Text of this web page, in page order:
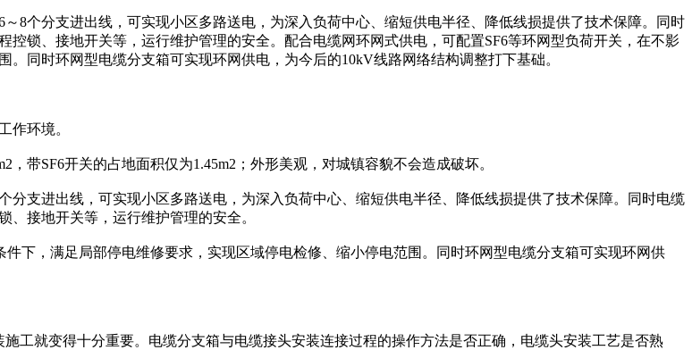
8个分支进出线，可实现小区多路送电，为深入负荷中心、缩短供电半径、降低线损提供了技术保障。同时
锁、接地开关等，运行维护管理的安全。配合电缆网环网式供电，可配置SF6等环网型负荷开关，在不影
同时环网型电缆分支箱可实现环网供电，为今后的10kV线路网络结构调整打下基础。
作环境。
带SF6开关的占地面积仅为1.45m2；外形美观，对城镇容貌不会造成破坏。
支进出线，可实现小区多路送电，为深入负荷中心、缩短供电半径、降低线损提供了技术保障。同时电缆
接地开关等，运行维护管理的安全。
下，满足局部停电维修要求，实现区域停电检修、缩小停电范围。同时环网型电缆分支箱可实现环网供
工就变得十分重要。电缆分支箱与电缆接头安装连接过程的操作方法是否正确，电缆头安装工艺是否熟